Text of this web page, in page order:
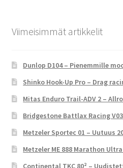
Viimeisimmät artikkelit
Dunlop D104 – Pienemmille
Shinko Hook-Up Pro – Drag
Mitas Enduro Trail-ADV 2 –
Bridgestone Battlax Racing
Metzeler Sportec 01 – Uutuus
Metzeler ME 888 Marathon
Continental TKC 80² –